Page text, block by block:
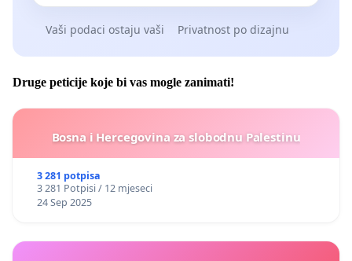
Vaši podaci ostaju vaši Privatnost po dizajnu
Druge peticije koje bi vas mogle zanimati!
Bosna i Hercegovina za slobodnu Palestinu
3 281 potpisa
3 281 Potpisi / 12 mjeseci
24 Sep 2025